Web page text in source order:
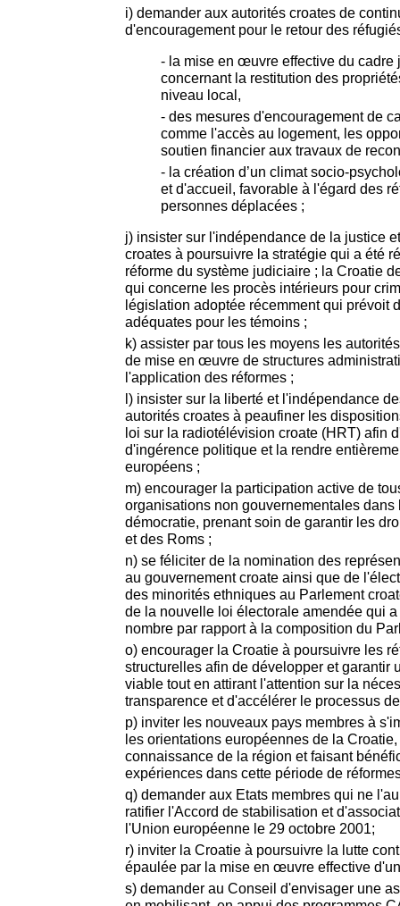
i) demander aux autorités croates de
d'encouragement pour le retour des
- la mise en œuvre effective du cadre
concernant la restitution des
niveau local,
- des mesures d'encouragement de
comme l'accès au logement, les
soutien financier aux travaux de
- la création d’un climat socio-
et d'accueil, favorable à l'égard des
personnes déplacées ;
j) insister sur l'indépendance de la justice
croates à poursuivre la stratégie qui a été
réforme du système judiciaire ; la Croatie
qui concerne les procès intérieurs pour
législation adoptée récemment qui prévoit
adéquates pour les témoins ;
k) assister par tous les moyens les
de mise en œuvre de structures
l'application des réformes ;
l) insister sur la liberté et l'indépendance
autorités croates à peaufiner les
loi sur la radiotélévision croate (HRT) afin
d'ingérence politique et la rendre
européens ;
m) encourager la participation active de
organisations non gouvernementales
démocratie, prenant soin de garantir les
et des Roms ;
n) se féliciter de la nomination des
au gouvernement croate ainsi que de
des minorités ethniques au Parlement
de la nouvelle loi électorale amendée qui
nombre par rapport à la composition du
o) encourager la Croatie à poursuivre les
structurelles afin de développer et garantir
viable tout en attirant l'attention sur la
transparence et d'accélérer le processus
p) inviter les nouveaux pays membres à
les orientations européennes de la
connaissance de la région et faisant
expériences dans cette période de
q) demander aux Etats membres qui ne
ratifier l'Accord de stabilisation et
l'Union européenne le 29 octobre 2001;
r) inviter la Croatie à poursuivre la lutte
épaulée par la mise en œuvre effective
s) demander au Conseil d'envisager une